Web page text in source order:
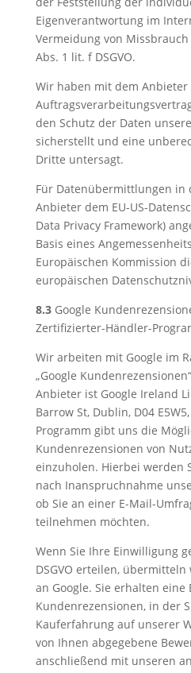
Eigenverantwortung im
Vermeidung von
Abs. 1 lit. f DSGVO.
Wir haben mit dem Anbieter
den Schutz der Daten
sicherstellt und eine
Dritte untersagt.
Für Datenübermittlungen in
Anbieter dem EU-US-
Data Privacy Framework)
Basis eines
Europäischen Kommission
europäischen
8.3Google
Zertifizierter-Händler-
Wir arbeiten mit Google im
„Google
Anbieter ist Google Ireland
Barrow St, Dublin, D04
Programm gibt uns die
Kundenrezensionen von
einzuholen. Hierbei werden
nach Inanspruchnahme
ob Sie an einer E-Mail-
teilnehmen möchten.
Wenn Sie Ihre Einwilligung
DSGVO erteilen,
an Google. Sie erhalten eine
Kundenrezensionen, in der
Kauferfahrung auf unserer
von Ihnen abgegebene
anschließend mit unseren